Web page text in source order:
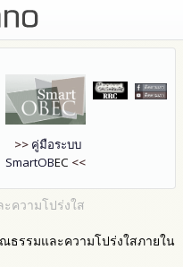
>> คู่มือระบบ
SmartOBEC <<
ความโปร่งใส
ธรรมและความโปร่งใสภายใน